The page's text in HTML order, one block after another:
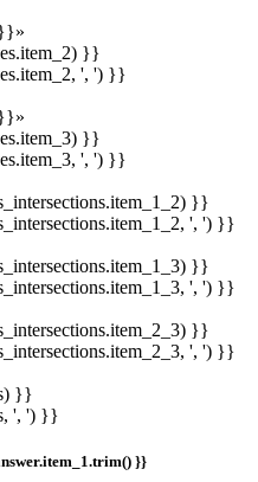
}}
', ') }}
}}
', ') }}
}}
', ') }}
}}
', ') }}
}}
', ') }}
}}
', ') }}
}}